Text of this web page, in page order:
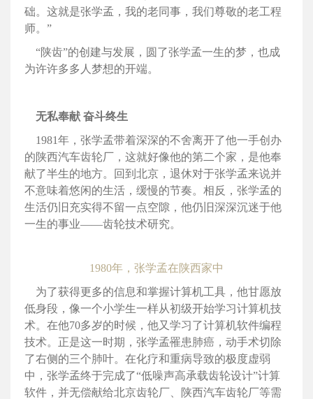
础。这就是张学孟，我的老同事，我们尊敬的老工程
师。”
“陕齿”的创建与发展，圆了张学孟一生的梦，也成
为许许多多人梦想的开端。
无私奉献 奋斗终生
1981年，张学孟带着深深的不舍离开了他一手创办
的陕西汽车齿轮厂，这就好像他的第二个家，是他奉
献了半生的地方。回到北京，退休对于张学孟来说并
不意味着悠闲的生活，缓慢的节奏。相反，张学孟的
生活仍旧充实得不留一点空隙，他仍旧深深沉迷于他
一生的事业——齿轮技术研究。
1980年，张学孟在陕西家中
为了获得更多的信息和掌握计算机工具，他甘愿放
低身段，像一个小学生一样从初级开始学习计算机技
术。在他70多岁的时候，他又学习了计算机软件编程
技术。正是这一时期，张学孟罹患肺癌，动手术切除
了右侧的三个肺叶。在化疗和重病导致的极度虚弱
中，张学孟终于完成了“低噪声高承载齿轮设计”计算
软件，并无偿献给北京齿轮厂、陕西汽车齿轮厂等需